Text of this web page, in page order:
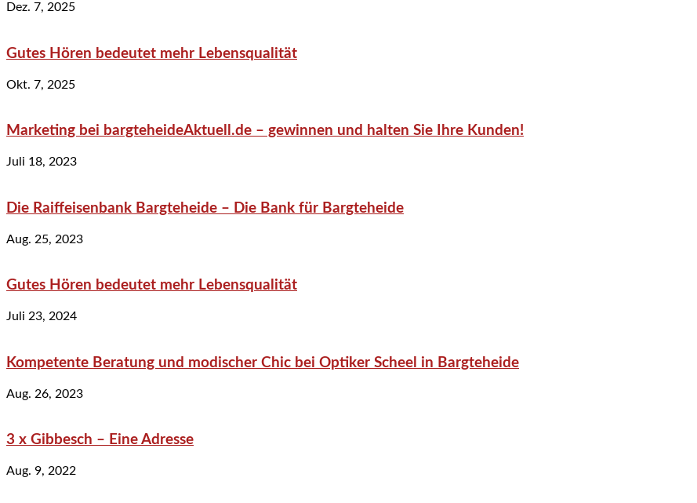
Dez. 7, 2025
Gutes Hören bedeutet mehr Lebensqualität
Okt. 7, 2025
Marketing bei bargteheideAktuell.de – gewinnen und halten Sie Ihre Kunden!
Juli 18, 2023
Die Raiffeisenbank Bargteheide – Die Bank für Bargteheide
Aug. 25, 2023
Gutes Hören bedeutet mehr Lebensqualität
Juli 23, 2024
Kompetente Beratung und modischer Chic bei Optiker Scheel in Bargteheide
Aug. 26, 2023
3 x Gibbesch – Eine Adresse
Aug. 9, 2022